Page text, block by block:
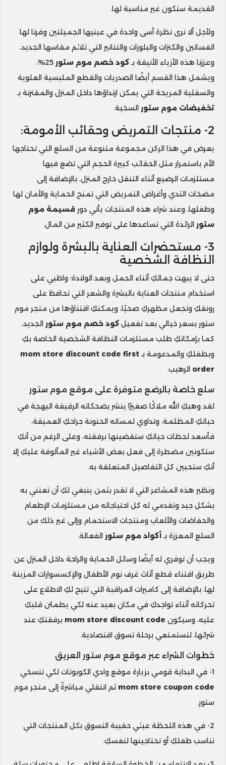
القديمة ستكون غير مناسبة لها.
ولأجل ألا نرى نظرة أسى واحدة في عينيها الجميلتين وفرنا لها
الفساتين والكنزات والبلوزات والتنانير التي تلائم مقاسها الجديد،
وعززنا هذه الأزياء الأنيقة بـكود خصم موم ستور
25%،
ويشمل هذا القسم أيضًا الصدريات والقطع الملبسية العلوية
والسفلية المريحة التي يمكن ارتداؤها داخل المنزل والمقترنة بـ
تخفيضات موم ستور السخية.
2- منتجات التمريض وحقائب الأمومة:
يعرض في هذا الركن مجموعة متنوعة من السلع التي تحتاجها
الأم باستمرار مثل الحقائب كبيرة الحجم التي تضع فيها
مستلزمات الرضيع أثناء التنقل خارج المنزل، بالإضافة إلى
مضخات الثدي وأغراض التمريض التي تمنح الحماية والأمان لها
وطفلها، وعند شراء هذه المنتجات يأتي دور قسيمة موم
ستور الرائدة التي تساعدها على توفير الكثير من المال.
3- مستحضرات العناية بالبشرة ولوازم
النظافة الشخصية
حتى لا يبهت جمالكِ أثناء الحمل وبعد الولادة؛ واظبي على
استخدام منتجات العناية بالبشرة والشعر التي تحافظ على
رونقكِ وتجعل مظهركِ صحيًا، ويمكنكِ اقتناؤها من متجر موم
ستور بسعر خيالي بعد تفعيل كود خصم موم ستور الجديد،
كما بإمكانكِ طلب مستلزمات النظافة الشخصية الخاصة بكِ
وبطفلكِ والمدعومة بـmom store discount code first
order الرهيب.
سلع خاصة بالرضع متوفرة على موقع موم ستور
لقد وهبكِ الله ملاكًا صغيرًا ينشر بضحكاته الرقيقة البهجة في
حياتكِ المظلمة، وتداوي لمساته الحنونة جراحكِ العميقة،
فأسعد لحظات حياتكِ ستقضينها برفقته، وعلى الرغم من أنكِ
ستكونين مضطرة إلى فعل بعض الأشياء غير المألوفة عليكِ إلا
أنكِ ستحبين كل التفاصيل المتعلقة به.
ونظير هذه المشاعر التي لا تقدر بثمن ينبغي لكِ أن تعتني به
بشكل جيد وتقدمي له كل احتياجاته من مستلزمات الإطعام
والحفاضات والألعاب ومنتجات الاستحمام وإلى غير ذلك من
السلع المعززة بـأكواد موم ستور الفعالة.
ويجب أن توفري له أيضًا وسائل الحماية والراحة داخل المنزل عن
طريق اقتناء قطع أثاث غرف نوم الأطفال والإكسسوارات المزينة
لها، بالإضافة إلى كاميرات المراقبة التي تتيح لكِ الاطلاع على
تحركاته أثناء تواجدكِ في مكان بعيد عنه لكي يطمئن قلبكِ
عليه، وسيكون mom store discount code برفقتكِ عند
شرائها، لتستمتعي برحلة تسوق اقتصادية.
خطوات الشراء عبر موقع موم ستور العريق
1- في البداية قومي بزيارة موقع وادي الكوبونات لكي تنسخي
mom store coupon code ثم انتقلي مباشرةً إلى متجر موم
ستور.
2- في هذه اللحظة عبئي حقيبة التسوق بكل المنتجات التي
تناسب طفلكِ أو تحتاجينها لنفسكِ.